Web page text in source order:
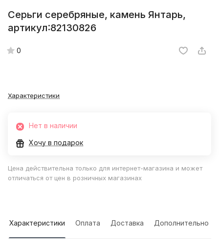
Серьги серебряные, камень Янтарь,
артикул:82130826
0
Характеристики
Нет в наличии
Хочу в подарок
Цена действительна только для интернет-магазина и может
отличаться от цен в розничных магазинах
Характеристики Оплата Доставка Дополнительно